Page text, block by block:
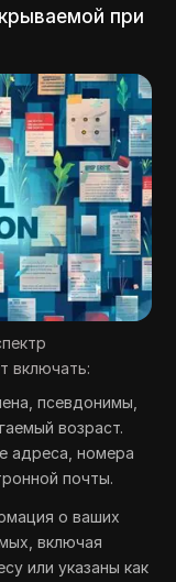
при
включать:
псевдонимы,
возраст.
адреса, номера
почты.
о ваших
включая
или указаны как